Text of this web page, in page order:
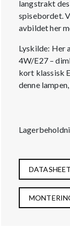
langstrakt
spisebordet.
avbildet her
Lyskilde: Her
4W/E27 –
kort klassisk
denne